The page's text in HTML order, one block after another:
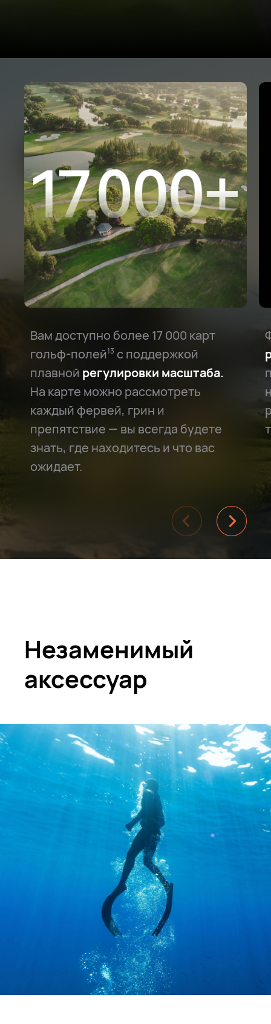
Вам доступно более 17 000 карт
гольф-полей⁠13 с поддержкой
плавной регулировки масштаба.
На карте можно рассмотреть
каждый фервей, грин и
препятствие — вы всегда будете
знать, где находитесь и что вас
ожидает.
Незаменимый
аксессуар